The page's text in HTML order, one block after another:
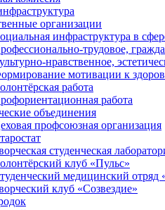
организации
инфраструктура в
трудовое,
нравственное,
мотивации к
работа
работа
объединения
профсоюзная организация
студенческая
клуб «Пульс»
медицинский отряд
клуб «Созвездие»